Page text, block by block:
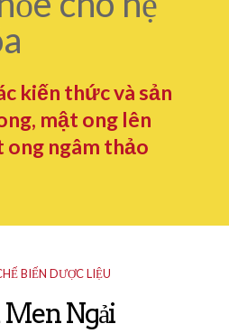
kiến thức và sản
mật ong lên
ong ngâm thảo
BIẾN DƯỢC LIỆU
Ngải